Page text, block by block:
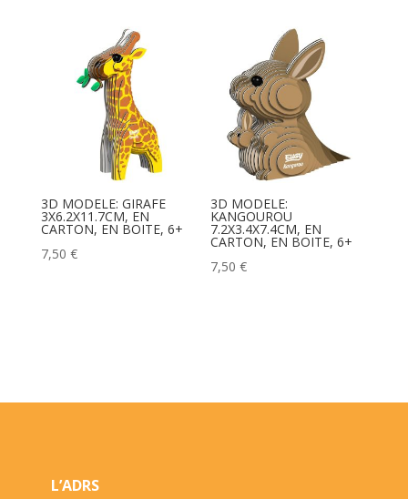
3D MODELE: GIRAFE
3X6.2X11.7CM, EN
CARTON, EN BOITE, 6+
7,50 €
3D MODELE:
KANGOUROU
7.2X3.4X7.4CM, EN
CARTON, EN BOITE, 6+
7,50€
L’ADRS